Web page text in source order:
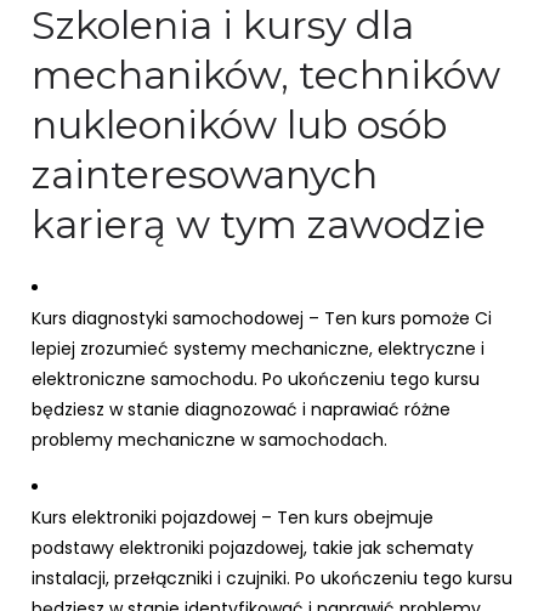
Szkolenia i kursy dla
mechaników, techników
nukleoników lub osób
zainteresowanych
karierą w tym zawodzie
Kurs diagnostyki samochodowej – Ten kurs pomoże Ci
lepiej zrozumieć systemy mechaniczne, elektryczne i
elektroniczne samochodu. Po ukończeniu tego kursu
będziesz w stanie diagnozować i naprawiać różne
problemy mechaniczne w samochodach.
Kurs elektroniki pojazdowej – Ten kurs obejmuje
podstawy elektroniki pojazdowej, takie jak schematy
instalacji, przełączniki i czujniki. Po ukończeniu tego kursu